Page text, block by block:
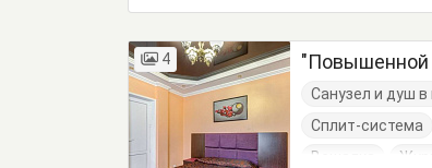
4 "Повышенной
Санузел и душ
Сплит-система
Вешалка